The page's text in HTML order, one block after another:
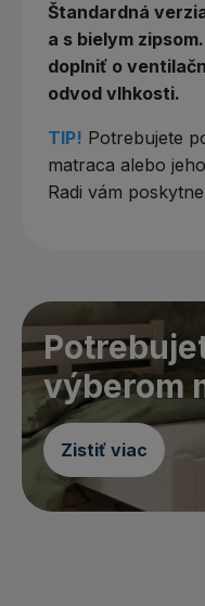
Štandardná
a s bielym
doplniť o
odvod vlhkosti.
TIP! Potrebujete
matraca alebo
Radi vám
výberom
Zistiť viac